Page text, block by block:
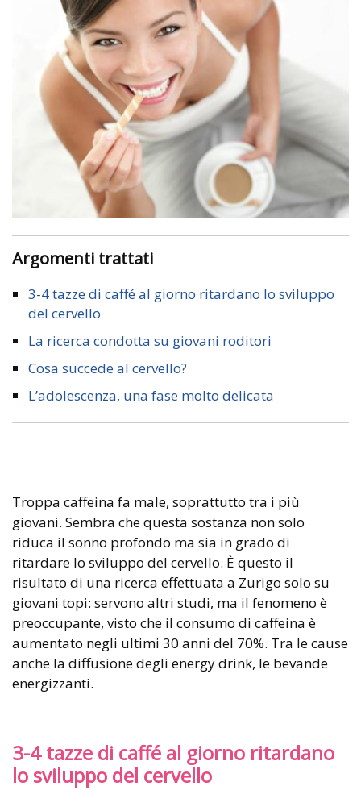
Argomenti trattati
3-4 tazze di caffé al giorno ritardano lo sviluppo
del cervello
La ricerca condotta su giovani roditori
Cosa succede al cervello?
L’adolescenza, una fase molto delicata
Troppa caffeina fa male, soprattutto tra i più
giovani. Sembra che questa sostanza non solo
riduca il sonno profondo ma sia in grado di
ritardare lo sviluppo del cervello. È questo il
risultato di una ricerca effettuata a Zurigo solo su
giovani topi: servono altri studi, ma il fenomeno è
preoccupante, visto che il consumo di caffeina è
aumentato negli ultimi 30 anni del 70%. Tra le cause
anche la diffusione degli energy drink, le bevande
energizzanti.
3-4 tazze di caffé al giorno ritardano
lo sviluppo del cervello